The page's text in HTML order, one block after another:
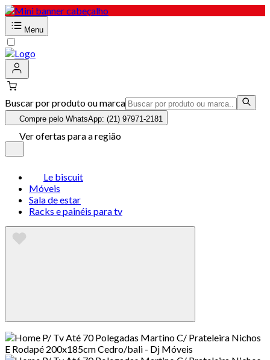
Menu
Buscar por produto ou marca
Compre pelo WhatsApp: (21) 97971-2181
Ver ofertas para a região
Le biscuit
Móveis
Sala de estar
Racks e painéis para tv